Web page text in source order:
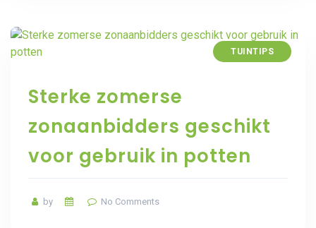
TUINTIPS
Sterke zomerse
zonaanbidders geschikt
voor gebruik in potten
by No Comments